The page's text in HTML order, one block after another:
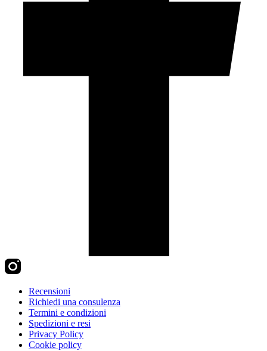
Recensioni
Richiedi una consulenza
Termini e condizioni
Spedizioni e resi
Privacy Policy
Cookie policy